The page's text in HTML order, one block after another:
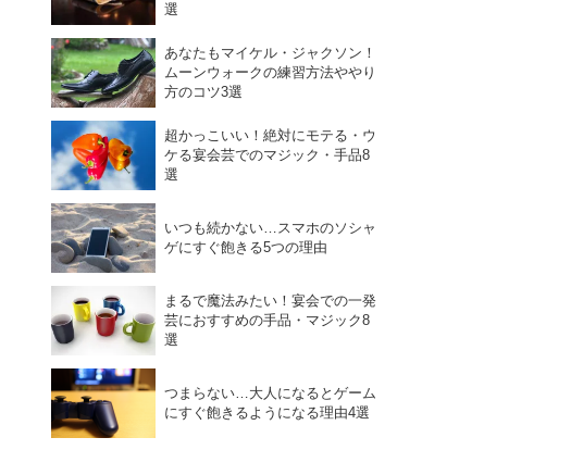
選
あなたもマイケル・ジャクソン！
ムーンウォークの練習方法ややり
方のコツ3選
超かっこいい！絶対にモテる・ウ
ケる宴会芸でのマジック・手品8
選
いつも続かない…スマホのソシャ
ゲにすぐ飽きる5つの理由
まるで魔法みたい！宴会での一発
芸におすすめの手品・マジック8
選
つまらない…大人になるとゲーム
にすぐ飽きるようになる理由4選